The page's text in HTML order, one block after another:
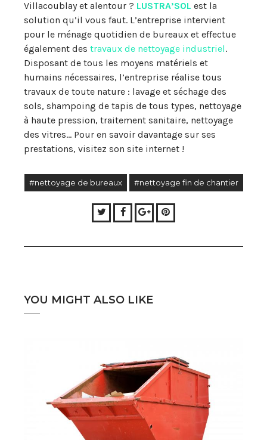
Villacoublay et alentour ? LUSTRA’SOL est la
solution qu’il vous faut. L’entreprise intervient
pour le ménage quotidien de bureaux et effectue
également des travaux de nettoyage industriel.
Disposant de tous les moyens matériels et
humains nécessaires, l’entreprise réalise tous
travaux de toute nature : lavage et séchage des
sols, shampoing de tapis de tous types, nettoyage
à haute pression, traitement sanitaire, nettoyage
des vitres… Pour en savoir davantage sur ses
prestations, visitez son site internet !
#nettoyage de bureaux #nettoyage fin de chantier
TwitterFacebook
Google+Pinterest
YOU MIGHT ALSO LIKE